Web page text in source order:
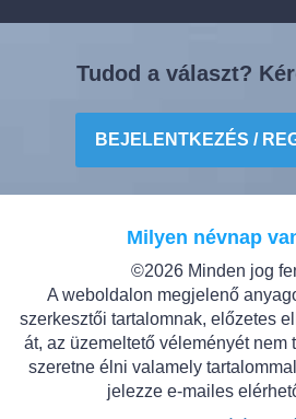
Tudod a választ?
BEJELENTKEZÉS /
Milyen névnap
©2026 Minden jog
A weboldalon megjelenő
szerkesztői tartalomnak, előzetes
át, az üzemeltető véleményét nem
szeretne élni valamely
jelezze e-mailes